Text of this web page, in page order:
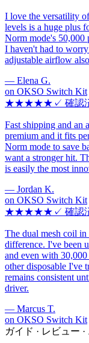
I love the versatility
levels is a huge plus
Norm mode's
I haven't had to
adjustable airflow
— Elena G.
on OKSO Switch Kit
★★★★★ ✓ 確認
Fast shipping and an
premium and it fits
Norm mode to save
want a stronger hit.
is easily the most
— Jordan K.
on OKSO Switch Kit
★★★★★ ✓ 確認
The dual mesh coil
difference. I've been
and even with
other disposable I've
remains consistent
driver.
— Marcus T.
on OKSO Switch Kit
ガイド · レビュー ·